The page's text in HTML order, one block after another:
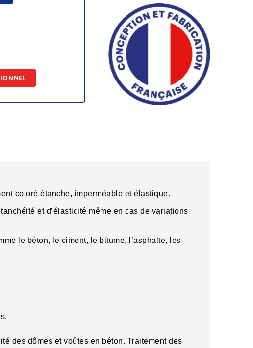
coloré étanche, imperméable et élastique.
et d’élasticité même en cas de variations
le béton, le ciment, le bitume, l’asphalte, les
des dômes et voûtes en béton. Traitement des